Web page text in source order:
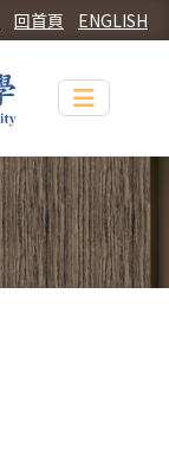
ENGLISH
回首頁
Toggle